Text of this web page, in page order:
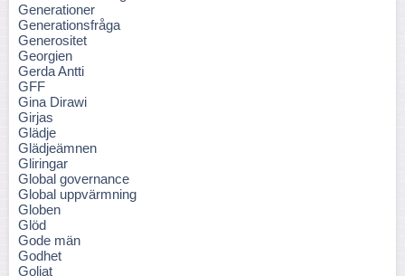
Generationer
Generationsfråga
Generositet
Georgien
Gerda Antti
GFF
Gina Dirawi
Girjas
Glädje
Glädjeämnen
Gliringar
Global governance
Global uppvärmning
Globen
Glöd
Gode män
Godhet
Goliat